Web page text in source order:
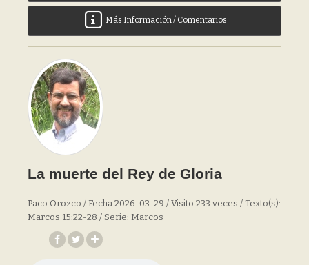
Más Información / Comentarios
La muerte del Rey de Gloria
Paco Orozco / Fecha 2026-03-29 / Visito 233 veces / Texto(s):
Marcos 15:22-28 / Serie: Marcos